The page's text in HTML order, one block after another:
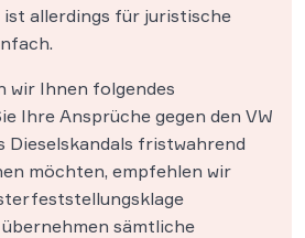
allerdings für juristische
wir Ihnen folgendes
Ihre Ansprüche gegen den VW
Dieselskandals fristwahrend
möchten, empfehlen wir
sämtliche